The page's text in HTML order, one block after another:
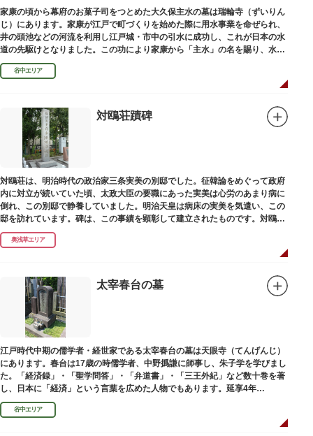
家康の頃から幕府のお菓子司をつとめた大久保主水の墓は瑞輪寺（ずいりん
じ）にあります。家康が江戸で町づくりを始めた際に用水事業を命ぜられ、
井の頭池などの河流を利用し江戸城・市中の引水に成功し、これが日本の水
道の先駆けとなりました。この功により家康から「主水」の名を賜り、水は
濁らざるを尊しとして「もんと」と読むようになったといわれます。
谷中エリア
対鴎荘蹟碑
対鴎荘は、明治時代の政治家三条実美の別邸でした。征韓論をめぐって政府
内に対立が続いていた頃、太政大臣の要職にあった実美は心労のあまり病に
倒れ、この別邸で静養していました。明治天皇は病床の実美を気遣い、この
邸を訪れています。碑は、この事績を顕彰して建立されたものです。対鴎荘
は、多摩市連光寺に移築されました。
奥浅草エリア
太宰春台の墓
江戸時代中期の儒学者・経世家である太宰春台の墓は天眼寺（てんげんじ）
にあります。春台は17歳の時儒学者、中野撝謙に師事し、朱子学を学びまし
た。「経済録」・「聖学問答」・「弁道書」・「三王外紀」など数十巻を著
し、日本に「経済」という言葉を広めた人物でもあります。延享4年
（1747）に没しました。
谷中エリア